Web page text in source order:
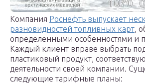
Компания Роснефть выпускает
разновидностей топливных карт,
определенными особенностями и
Каждый клиент вправе выбрать
пластиковый продукт,
деятельности своей компании.
следующие тарифные планы: